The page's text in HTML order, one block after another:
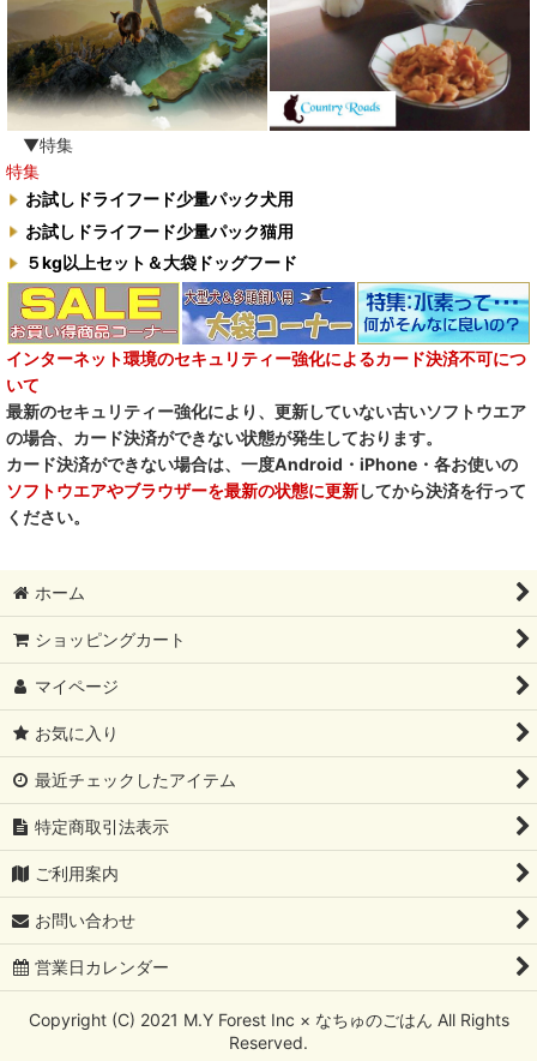
わんぽうやく
ワフ WOOF
ナチュラル重曹 アイテム合同会社
水素シリーズ
臭わない袋BOS
自然流
M.Y Forest推奨品
フォルツァ10犬キャンペーン
一口笑 Ikkosho
デイリーディライト DAILY DELIGHT
PetO’CERA ペットセラ
▼特集
特集
お試しドライフード少量パック犬用
お試しドライフード少量パック猫用
５kg以上セット＆大袋ドッグフード
インターネット環境のセキュリティー強化によるカード決済不可につ
いて
最新のセキュリティー強化により、更新していない古いソフトウエア
の場合、カード決済ができない状態が発生しております。
カード決済ができない場合は、一度Android・iPhone・各お使いの
ソフトウエアやブラウザーを最新の状態に更新してから決済を行って
ください。
ホーム
ショッピングカート
マイページ
お気に入り
最近チェックしたアイテム
特定商取引法表示
ご利用案内
お問い合わせ
営業日カレンダー
Copyright (C) 2021 M.Y Forest Inc × なちゅのごはん All Rights
Reserved.